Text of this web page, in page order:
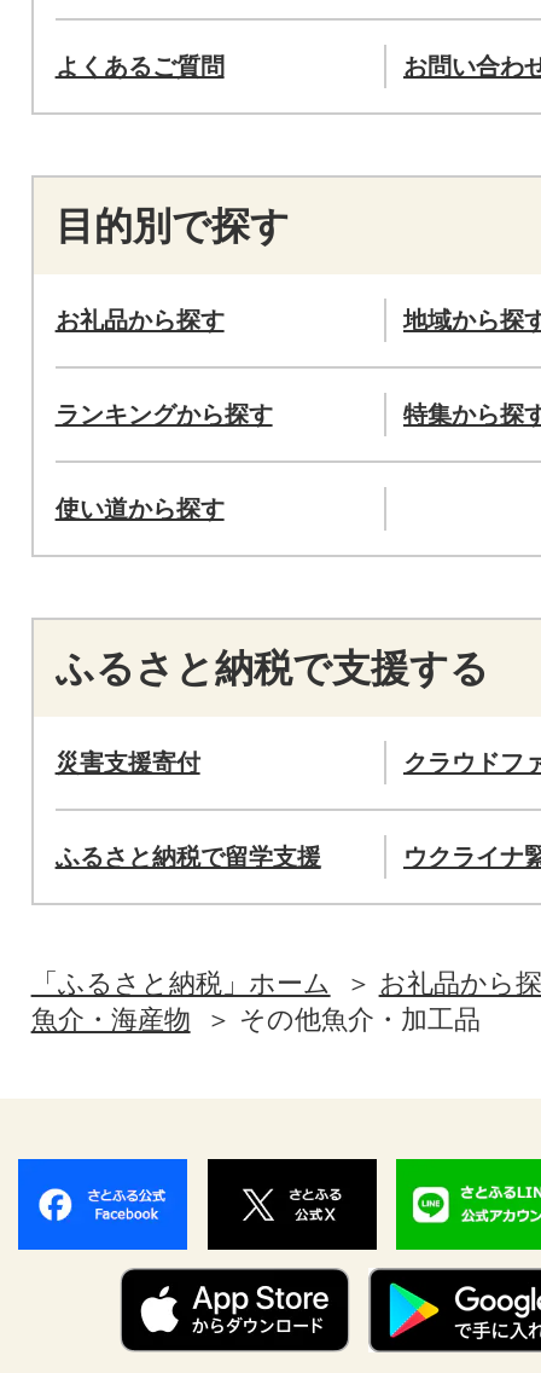
よくあるご質問 お問い合わ
目的別で探す
お礼品から探す 地域から探
ランキングから探す 特集から探
使い道から探す
ふるさと納税で支援する
災害支援寄付 クラウドフ
ふるさと納税で留学支援 ウクライナ
「ふるさと納税」ホーム
お礼品から
魚介・海産物
その他魚介・加工品